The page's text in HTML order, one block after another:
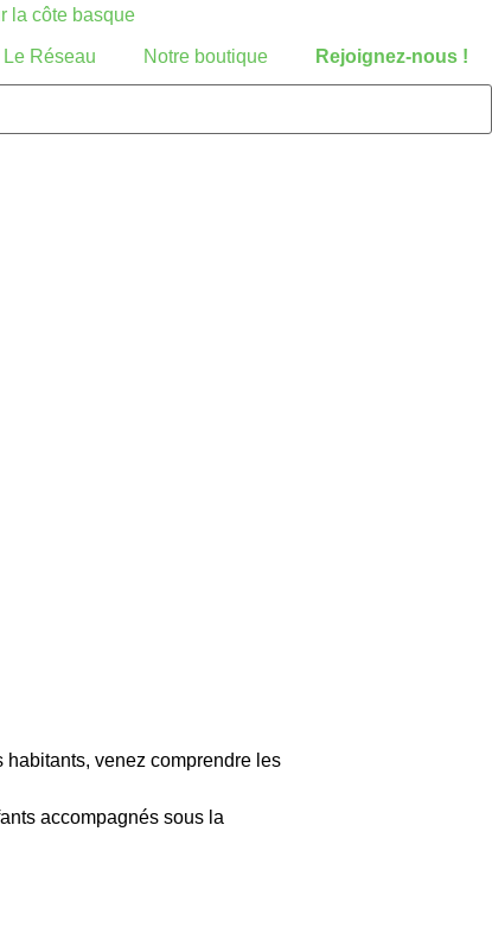
Le Réseau Notre boutique Rejoignez-nous !
habitants, venez comprendre les
accompagnés sous la